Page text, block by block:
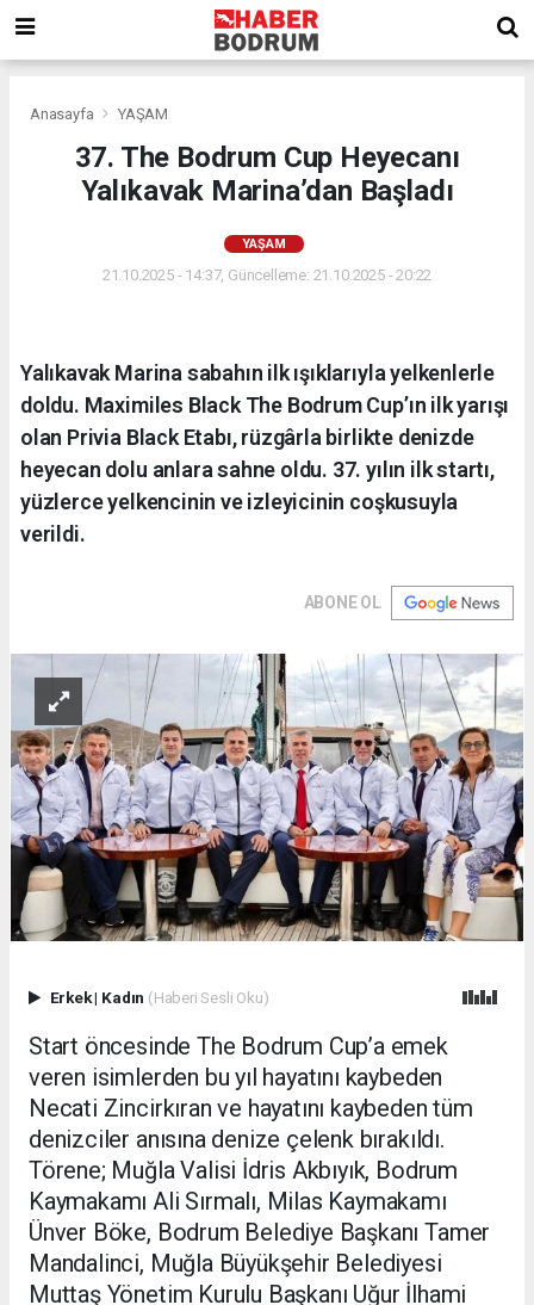
Anasayfa YAŞAM
37. The Bodrum Cup Heyecanı
Yalıkavak Marina’dan Başladı
YAŞAM
21.10.2025 - 14:37, Güncelleme: 21.10.2025 - 20:22
Yalıkavak Marina sabahın ilk ışıklarıyla yelkenlerle
doldu. Maximiles Black The Bodrum Cup’ın ilk yarışı
olan Privia Black Etabı, rüzgârla birlikte denizde
heyecan dolu anlara sahne oldu. 37. yılın ilk startı,
yüzlerce yelkencinin ve izleyicinin coşkusuyla
verildi.
ABONE OL
Erkek| Kadın (Haberi Sesli Oku)
Start öncesinde The Bodrum Cup’a emek
veren isimlerden bu yıl hayatını kaybeden
Necati Zincirkıran ve hayatını kaybeden tüm
denizciler anısına denize çelenk bırakıldı.
Törene; Muğla Valisi İdris Akbıyık, Bodrum
Kaymakamı Ali Sırmalı, Milas Kaymakamı
Ünver Böke, Bodrum Belediye Başkanı Tamer
Mandalinci, Muğla Büyükşehir Belediyesi
Muttaş Yönetim Kurulu Başkanı Uğur İlhami